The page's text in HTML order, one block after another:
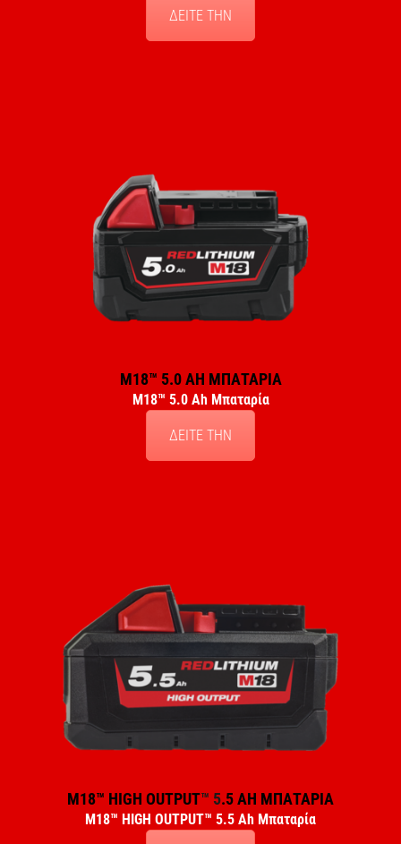
ΔΕΙΤΕ ΤΗΝ
M18™ 5.0 AH ΜΠΑΤΑΡΙΑ
M18™ 5.0 Ah Μπαταρία
ΔΕΙΤΕ ΤΗΝ
M18™ HIGH OUTPUT™ 5.5 AH ΜΠΑΤΑΡΙΑ
M18™ HIGH OUTPUT™ 5.5 Ah Μπαταρία